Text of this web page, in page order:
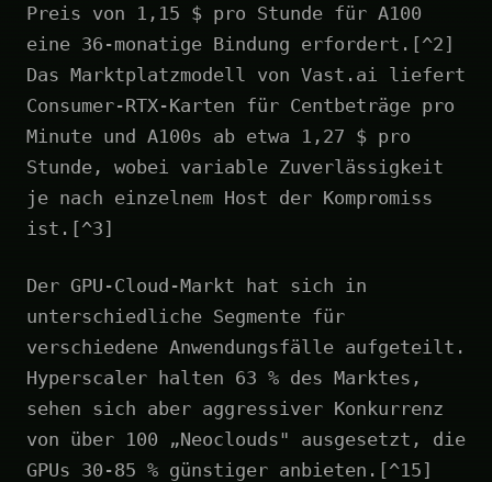
Preis von 1,15 $ pro Stunde für A100
eine 36-monatige Bindung erfordert.[^2]
Das Marktplatzmodell von Vast.ai liefert
Consumer-RTX-Karten für Centbeträge pro
Minute und A100s ab etwa 1,27 $ pro
Stunde, wobei variable Zuverlässigkeit
je nach einzelnem Host der Kompromiss
ist.[^3]
Der GPU-Cloud-Markt hat sich in
unterschiedliche Segmente für
verschiedene Anwendungsfälle aufgeteilt.
Hyperscaler halten 63 % des Marktes,
sehen sich aber aggressiver Konkurrenz
von über 100 „Neoclouds" ausgesetzt, die
GPUs 30-85 % günstiger anbieten.[^15]